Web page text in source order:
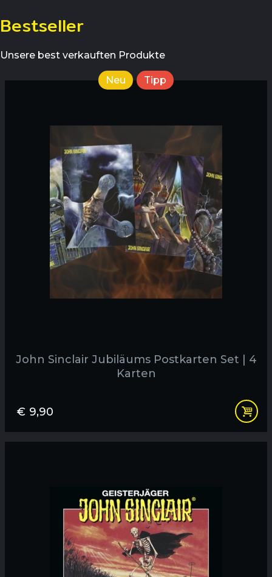
Bestseller
Unsere best verkauften Produkte
John Sinclair Jubiläums Postkarten Set | 4
Karten
€ 9,90
Neu Tipp